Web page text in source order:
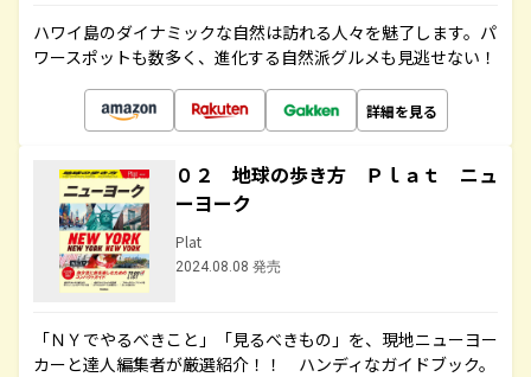
ハワイ島のダイナミックな自然は訪れる人々を魅了します。パ
ワースポットも数多く、進化する自然派グルメも見逃せない！
詳細を見る
０２ 地球の歩き方 Ｐｌａｔ ニュ
ーヨーク
Plat
2024.08.08 発売
「ＮＹでやるべきこと」「見るべきもの」を、現地ニューヨー
カーと達人編集者が厳選紹介！！ ハンディなガイドブック。